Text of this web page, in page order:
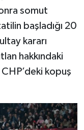
somut
başladığı 20
kararı
hakkındaki
kopuş